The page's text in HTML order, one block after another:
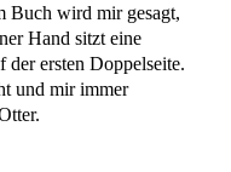
Buch wird mir gesagt,
Hand sitzt eine
ersten Doppelseite.
und mir immer